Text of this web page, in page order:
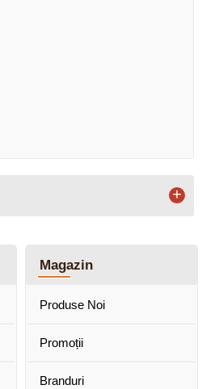
+
Magazin
Produse Noi
Promoții
Branduri